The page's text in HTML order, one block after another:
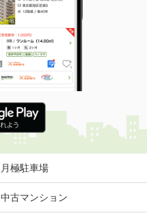
月極駐車場
中古マンション